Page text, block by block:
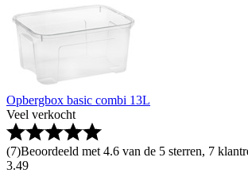
Opbergbox basic combi 13L
Veel verkocht
(7)Beoordeeld met 4.6 van de 5 sterren, 7
3.49